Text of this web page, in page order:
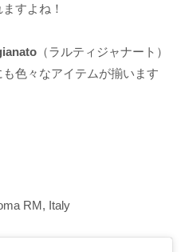
すよね！
（ラルティジャナート）
色々なアイテムが揃います
RM, Italy